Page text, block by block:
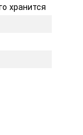
хранится